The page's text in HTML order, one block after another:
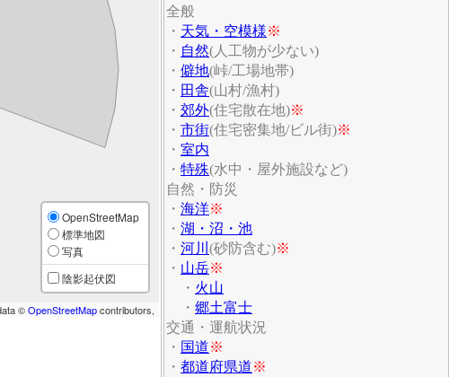
OpenStreetMap
標準地図
写真
陰影起伏図
©OpenStreetMapcontributors,
全般
・ 天気・空模様※
・ 自然(人工物が少ない)
・ 僻地(峠/工場地帯)
・ 田舎(山村/漁村)
・ 郊外(住宅散在地)※
・ 市街(住宅密集地/ビル街)※
・ 室内
・ 特殊(水中・屋外施設など)
自然・防災
・ 海洋※
・ 湖・沼・池
・ 河川 (砂防含む)※
・ 山岳※
・ 火山
・ 郷土富士
交通・運航状況
・ 国道※
・ 都道府県道※